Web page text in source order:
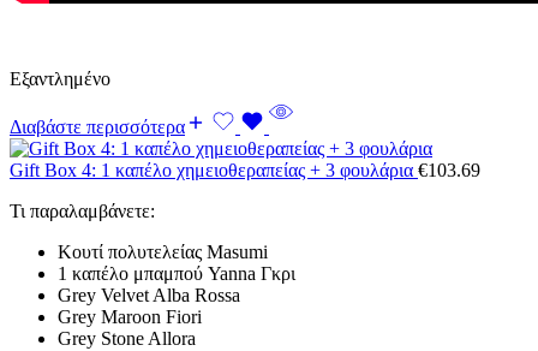
Εξαντλημένο
Διαβάστε περισσότερα
Gift Box 4: 1 καπέλο χημειοθεραπείας + 3 φουλάρια €103.69
Τι παραλαμβάνετε:
Κουτί πολυτελείας Masumi
1 καπέλο μπαμπού Yanna Γκρι
Grey Velvet Alba Rossa
Grey Maroon Fiori
Grey Stone Allora